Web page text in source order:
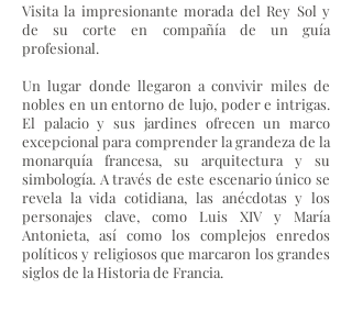
Visita la impresionante morada del Rey Sol y
de su corte en compañía de un guía
profesional.
Un lugar donde llegaron a convivir miles de
nobles en un entorno de lujo, poder e intrigas.
El palacio y sus jardines ofrecen un marco
excepcional para comprender la grandeza de la
monarquía francesa, su arquitectura y su
simbología. A través de este escenario único se
revela la vida cotidiana, las anécdotas y los
personajes clave, como Luis XIV y María
Antonieta, así como los complejos enredos
políticos y religiosos que marcaron los grandes
siglos de la Historia de Francia.